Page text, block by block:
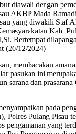
diawali dengan
AKBP Mada
yang diwakili Staf
Kab.
Bertempat
(20/12/2024)
membacakan
pasukan ini
sarana dan
pada
Polres Pulang Pisau
pengamanan yang